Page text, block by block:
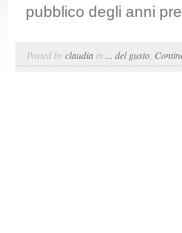
pubblico degli anni
Posted byclaudia in ... del gusto